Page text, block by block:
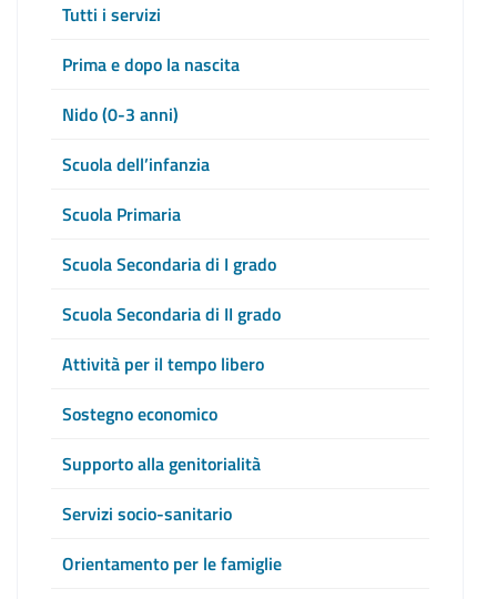
Tutti i servizi
Prima e dopo la nascita
Nido (0-3 anni)
Scuola dell’infanzia
Scuola Primaria
Scuola Secondaria di I grado
Scuola Secondaria di II grado
Attività per il tempo libero
Sostegno economico
Supporto alla genitorialità
Servizi socio-sanitario
Orientamento per le famiglie